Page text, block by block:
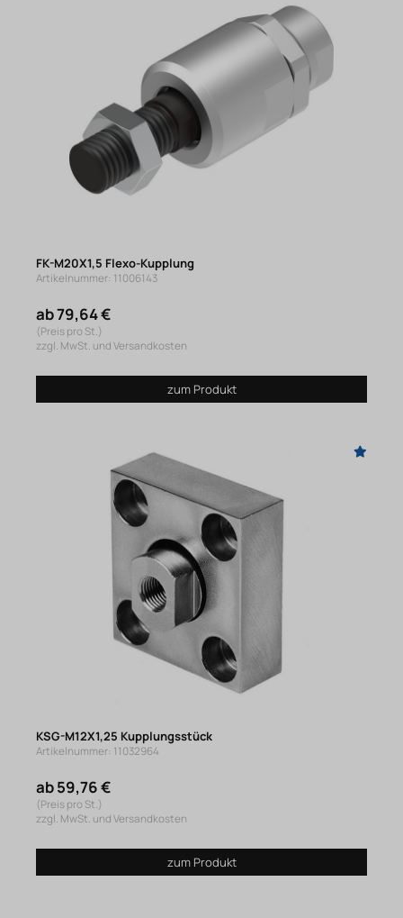
FK-M20X1,5 Flexo-Kupplung
Artikelnummer: 11006143
ab 79,64 €
(Preis pro St.)
zzgl. MwSt. und Versandkosten
zum Produkt
KSG-M12X1,25 Kupplungsstück
Artikelnummer: 11032964
ab 59,76 €
(Preis pro St.)
zzgl. MwSt. und Versandkosten
zum Produkt